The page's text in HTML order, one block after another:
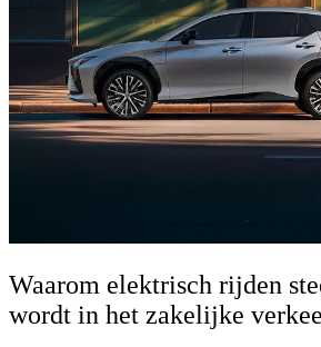
Waarom elektrisch rijden
wordt in het zakelijke